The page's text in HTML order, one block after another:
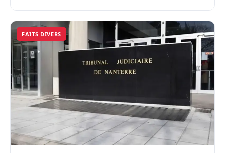
FAITS DIVERS